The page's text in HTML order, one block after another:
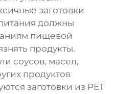
заготовки
должны
пищевой
продукты.
соусов, масел,
продуктов
заготовки из PET